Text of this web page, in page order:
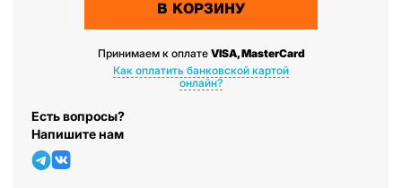
В КОРЗИНУ
Принимаем к оплате VISA, MasterCard
Как оплатить банковской картой
онлайн?
Есть вопросы?
Напишите нам